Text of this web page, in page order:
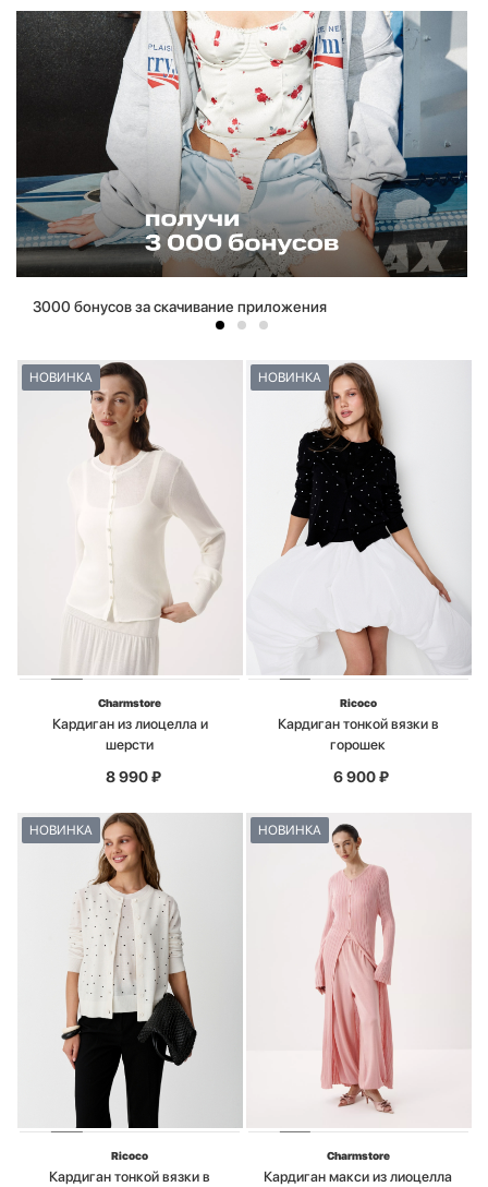
3000 бонусов за скачивание приложения
НОВИНКА
Charmstore
Кардиган из лиоцелла и
шерсти
8 990₽
НОВИНКА
Ricoco
Кардиган тонкой вязки в
горошек
6 900₽
НОВИНКА
Ricoco
Кардиган тонкой вязки в
НОВИНКА
Charmstore
Кардиган макси из лиоцелла